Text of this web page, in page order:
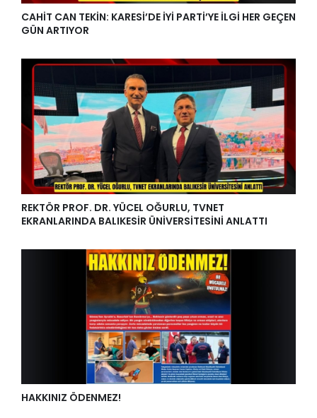
CAHİT CAN TEKİN: KARESİ’DE İYİ PARTİ’YE İLGİ HER GEÇEN
GÜN ARTIYOR
REKTÖR PROF. DR. YÜCEL OĞURLU, TVNET
EKRANLARINDA BALIKESİR ÜNİVERSİTESİNİ ANLATTI
HAKKINIZ ÖDENMEZ!